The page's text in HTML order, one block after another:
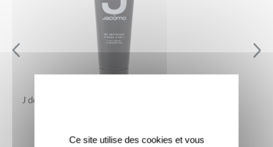
J de Jacomo – Le Gel Nettoyant Visage 2-en-1
Ce site utilise des cookies et vous